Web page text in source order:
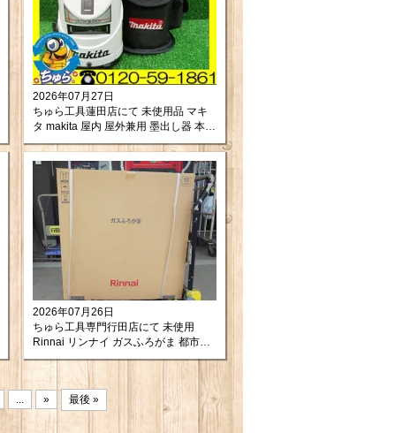
2026年07月27日
ちゅら工具蓮田店にて 未使用品 マキ
タ makita 屋内 屋外兼用 墨出し器 本体
のみ SK13P をお買取りさせて頂きま
2026年07月26日
ちゅら工具専門行田店にて 未使用
Rinnai リンナイ ガスふろがま 都市ガ
ス用 バランス型（BF式） RBF-
BERSN-L-T を買い取りさせて頂きま
したので紹介します。
... » 最後 »